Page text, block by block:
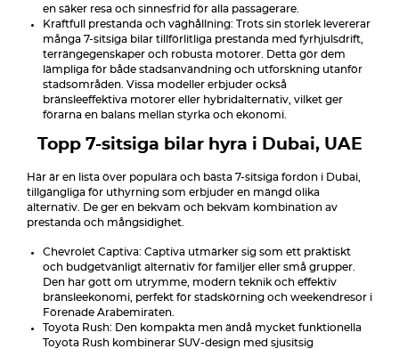
en säker resa och sinnesfrid för alla passagerare.
Kraftfull prestanda och väghållning: Trots sin storlek levererar
många 7-sitsiga bilar tillförlitliga prestanda med fyrhjulsdrift,
terrängegenskaper och robusta motorer. Detta gör dem
lämpliga för både stadsanvändning och utforskning utanför
stadsområden. Vissa modeller erbjuder också
bränsleeffektiva motorer eller hybridalternativ, vilket ger
förarna en balans mellan styrka och ekonomi.
Topp 7-sitsiga bilar hyra i Dubai, UAE
Här är en lista över populära och bästa 7-sitsiga fordon i Dubai,
tillgängliga för uthyrning som erbjuder en mängd olika
alternativ. De ger en bekväm och bekväm kombination av
prestanda och mångsidighet.
Chevrolet Captiva: Captiva utmärker sig som ett praktiskt
och budgetvänligt alternativ för familjer eller små grupper.
Den har gott om utrymme, modern teknik och effektiv
bränsleekonomi, perfekt för stadskörning och weekendresor i
Förenade Arabemiraten.
Toyota Rush: Den kompakta men ändå mycket funktionella
Toyota Rush kombinerar SUV-design med sjusitsig